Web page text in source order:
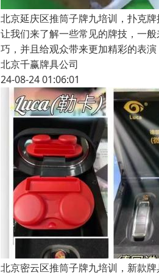
北京延庆区推筒子牌九培训，扑克
让我们来了解一些常见的牌技，一
巧，并且给观众带来更加精彩的表
北京千赢牌具公司
24-08-24 01:06:01
北京密云区推筒子牌九培训，新款